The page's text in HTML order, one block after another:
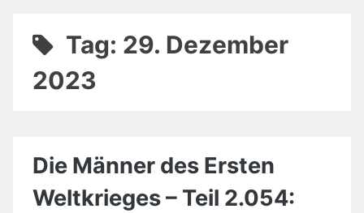
Tag: 29. Dezember
2023
Die Männer des Ersten
Weltkrieges – Teil 2.054: